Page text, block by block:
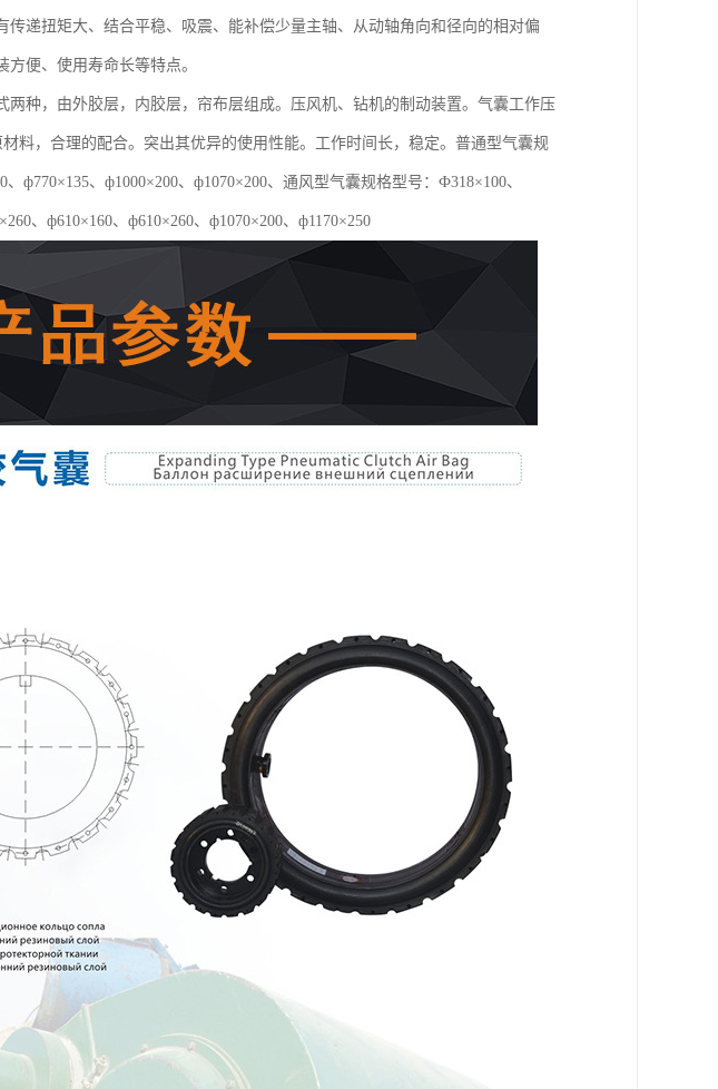
递扭矩大、结合平稳、吸震、能补偿少量主轴、从动轴角向和径向的相对偏
便、使用寿命长等特点。
种，由外胶层，内胶层，帘布层组成。压风机、钻机的制动装置。气囊工作压
料，合理的配合。突出其优异的使用性能。工作时间长，稳定。普通型气囊规
ф770×135、ф1000×200、ф1070×200、通风型气囊规格型号：Ф318×100、
、ф610×160、ф610×260、ф1070×200、ф1170×250